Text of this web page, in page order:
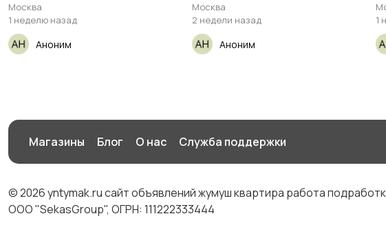
Москва
1 неделю назад
Аноним
Москва
2 недели назад
Аноним
1
Магазины Блог О нас Служба поддержки
© 2026 yntymak.ru сайт объявлений жумуш квартира работа
ООО "SekasGroup", ОГРН: 111222333444